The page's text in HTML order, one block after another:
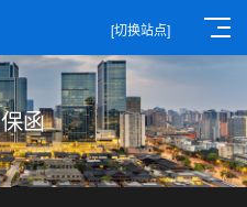
[切换站点]
函